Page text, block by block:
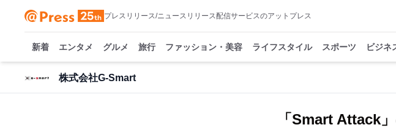
プレスリリース/ニュースリリース配信サービスのアットプレス
新着 エンタメ グルメ 旅行 ファッション・美容 ライフスタイル スポーツ ビジネ
株式会社G-Smart
「Smart Attack